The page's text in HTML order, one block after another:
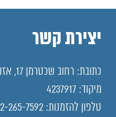
יצירת קשר
כתובת: רחוב שכטרמן 17, אזור תעשייה ישן נתניה.
מיקוד: 4237917
טלפון להזמנות: 072-265-7592